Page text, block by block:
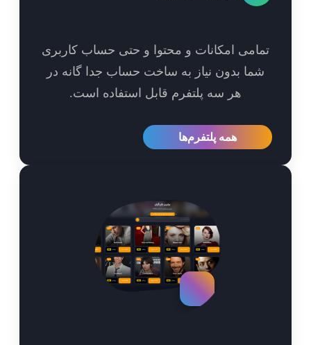
امکانات و محتوا و حتی حساب کاربری
بدون نیاز به ساخت حساب جدا گانه در
هر سه پلتفرم قابل استفاده است.
همه پلتفرم‌ها